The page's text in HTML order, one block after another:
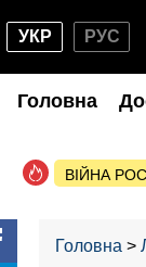
УКР РУС
Головна
ВІЙНА
Головна